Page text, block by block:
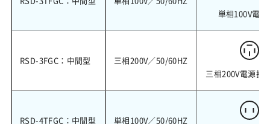
単相100V電源
RSD-3FGC：中間型
三相200V／50/60HZ
三相200V電源接
RSD-4TFGC：中間型 単相100V／50/60HZ